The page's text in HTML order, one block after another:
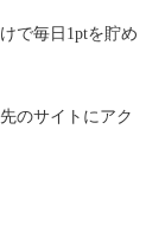
で毎日1ptを貯め
のサイトにアク